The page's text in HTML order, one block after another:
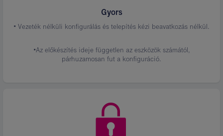
Gyors
• Vezeték nélküli konfigurálás és telepítés kézi beavatkozás nélkül.
•Az előkészítés ideje független az eszközök számától,
párhuzamosan fut a konfiguráció.